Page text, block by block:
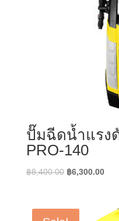
ปั๊มฉีดน้ำแรง
PRO-140
฿8,400.00 Original
฿8,400.00.
฿6,300.00
฿